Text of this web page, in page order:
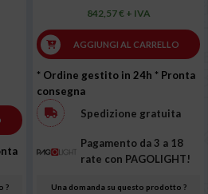
?
842,57 € + IVA
AGGIUNGI AL CARRELLO
* Ordine gestito in 24h * Pronta
consegna
Spedizione gratuita
Pagamento da 3 a 18
rate con PAGOLIGHT!
Una domanda su questo prodotto ?